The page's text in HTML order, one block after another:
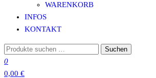
WARENKORB
INFOS
KONTAKT
Suchen
nach:
Suchen
0
0,00 €